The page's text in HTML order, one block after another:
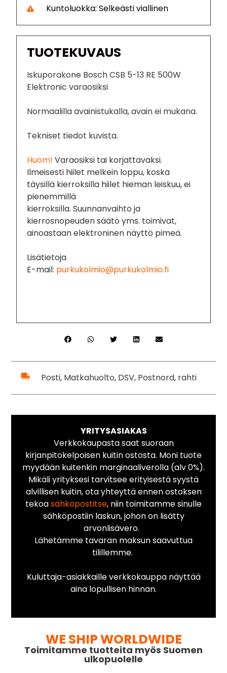
Kuntoluokka: Selkeästi viallinen
TUOTEKUVAUS
Iskuporakone Bosch CSB 5-13 RE 500W
Elektronic varaosiksi
Normaalilla avainistukalla, avain ei mukana.
Tekniset tiedot kuvista.
Huom! Varaosiksi tai korjattavaksi.
Ilmeisesti hiilet melkein loppu, koska
täysillä kierroksilla hiilet hieman leiskuu, ei
pienemmillä
kierroksilla. Suunnanvaihto ja
kierrosnopeuden säätö yms. toimivat,
ainoastaan elektroninen näyttö pimeä.
Lisätietoja
E-mail: purkukolmio@purkukolmio.fi
Posti, Matkahuolto, DSV, Postnord, rahti
YRITYSASIAKAS
Verkkokaupasta saat suoraan
kirjanpitokelpoisen kuitin ostosta. Moni tuote
myydään kuitenkin marginaaliverolla (alv 0%).
Mikäli yrityksesi tarvitsee erityisestä syystä
alvillisen kuitin, ota yhteyttä ennen ostoksen
tekoasähköpostitse, niin toimitamme sinulle
sähköpostiin laskun, johon on lisätty
arvonlisävero.
Lähetämme tavaran maksun saavuttua
tilillemme.
Kuluttaja-asiakkaille verkkokauppa näyttää
aina lopullisen hinnan.
WE SHIP WORLDWIDE
Toimitamme tuotteita myös Suomen
ulkopuolelle